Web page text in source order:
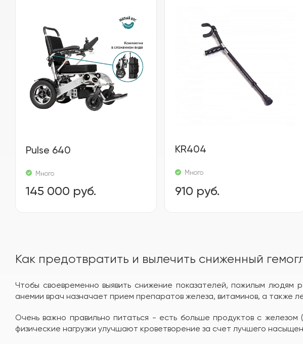
Pulse 640
Много
145 000 руб.
KR404
Много
910 руб.
Как предотвратить и вылечить сниженный
Чтобы своевременно выявить снижение показателей, пожилым людям
анемии врач назначает прием препаратов железа, витаминов, а также
Очень важно правильно питаться - есть больше продуктов с железом
физические нагрузки улучшают кроветворение за счет лучшего